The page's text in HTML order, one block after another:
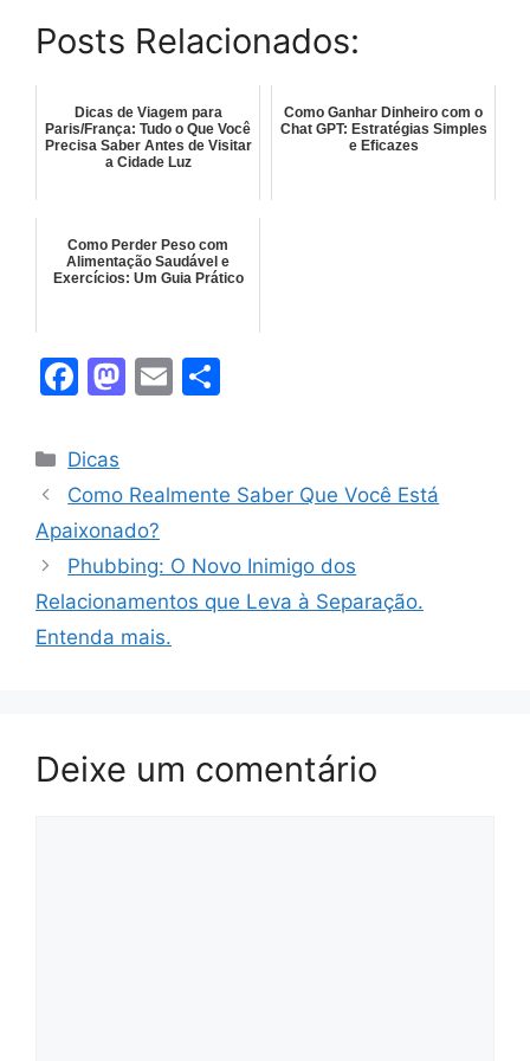
Posts Relacionados:
Dicas de Viagem para
Paris/França: Tudo o Que Você
Precisa Saber Antes de Visitar
a Cidade Luz
Como Ganhar Dinheiro com o
Chat GPT: Estratégias Simples
e Eficazes
Como Perder Peso com
Alimentação Saudável e
Exercícios: Um Guia Prático
F
c
e
b
o
o
k
M
o
d
o
n
E
l
e
Categorias
Dicas
Como Realmente Saber Que Você Está
Apaixonado?
Phubbing: O Novo Inimigo dos
Relacionamentos que Leva à Separação.
Entenda mais.
Deixe um comentário